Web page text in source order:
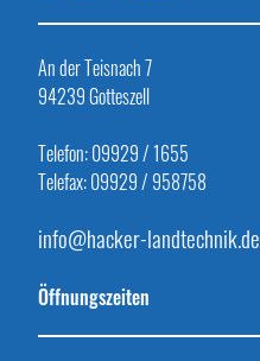
An der Teisnach 7
94239 Gotteszell
Telefon: 09929 / 1655
Telefax: 09929 / 958758
info@hacker-landtechnik.de
Öffnungszeiten